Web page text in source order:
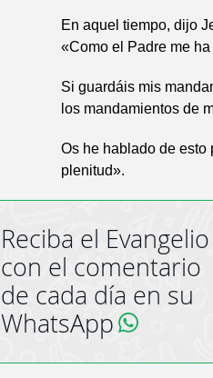
En aquel tiempo, dijo
«Como el Padre me
Si guardáis mis
los mandamientos de
Os he hablado de esto
plenitud».
Reciba el Evangelio
con el comentario
de cada día en su
WhatsApp